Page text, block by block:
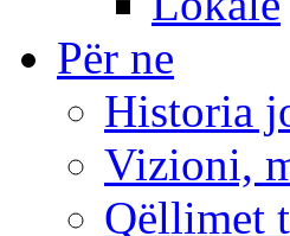
Për ne
Historia
Vizioni,
Qëllimet